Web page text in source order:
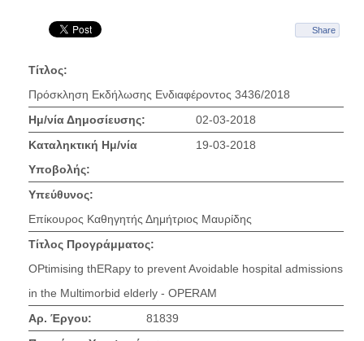
Share
Τίτλος:
Πρόσκληση Εκδήλωσης Ενδιαφέροντος 3436/2018
Ημ/νία Δημοσίευσης:
02-03-2018
Καταληκτική Ημ/νία
Υποβολής:
19-03-2018
Υπεύθυνος:
Επίκουρος Καθηγητής Δημήτριος Μαυρίδης
Τίτλος Προγράμματος:
OPtimising thERapy to prevent Avoidable hospital admissions
in the Multimorbid elderly - OPERAM
Αρ. Έργου:
81839